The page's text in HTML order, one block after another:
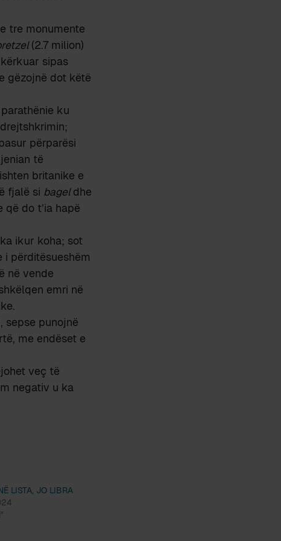
tre monumente
(2.7 milion)
sipas
gëzojnë dot këtë
ku
përparësi
të
britanike e
fjalë si bageldhe
do t’ia hapë
ikur koha; sot
i përditësueshëm
në vende
emri në
sepse punojnë
me endëset e
veç të
negativ u ka
LISTA, JO LIBRA